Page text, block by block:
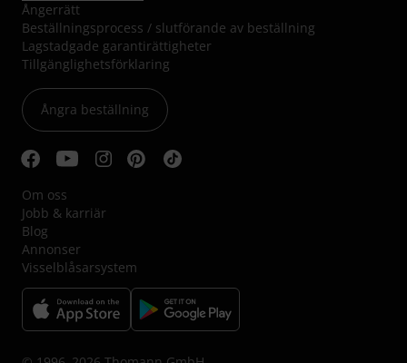
Ångerrätt
Beställningsprocess / slutförande av beställning
Lagstadgade garantirättigheter
Tillgänglighetsförklaring
Ångra beställning
Om oss
Jobb & karriär
Blog
Annonser
Visselblåsarsystem